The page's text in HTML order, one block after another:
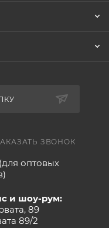
ЗВОНОК
оптовых
и шоу-рум:
89
89/2